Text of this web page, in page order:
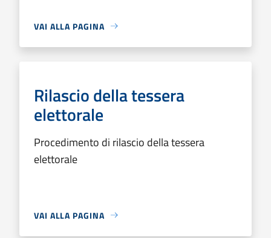
VAI ALLA PAGINA
Rilascio della tessera
elettorale
Procedimento di rilascio della tessera
elettorale
VAI ALLA PAGINA